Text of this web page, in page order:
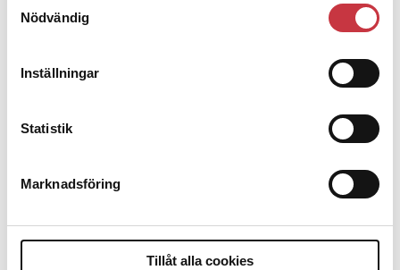
Nödvändig
Inställningar
Statistik
Marknadsföring
Tillåt alla cookies
Replik:
Det är inte evidenskrav som
bakbinder polisen
7 juli 2026